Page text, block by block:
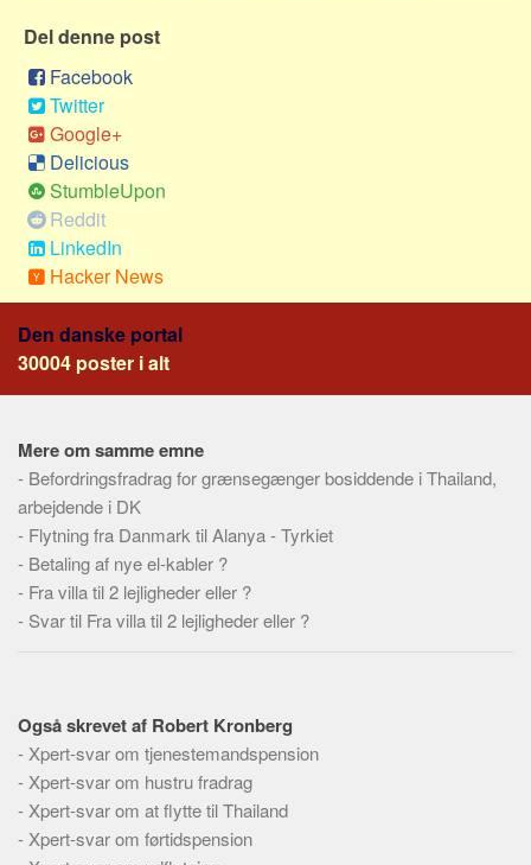
Alle
Aspekter
Køb og salg
Økonomi
Jura og regler
Skatter og afgifter
Statistik
Alle
Meta
Emner
Skribenter
Personer
Steder
Kilder
Forhistorien
Redigering
Tekstannoncer
Bannere
Del denne post
Facebook
Twitter
Google+
Delicious
StumbleUpon
Reddit
LinkedIn
Hacker News
Den danske portal
30004 poster i alt
Mere om samme emne
- Befordringsfradrag for grænsegænger bosiddende i Thailand,
arbejdende i DK
- Flytning fra Danmark til Alanya - Tyrkiet
- Betaling af nye el-kabler ?
- Fra villa til 2 lejligheder eller ?
- Svar til Fra villa til 2 lejligheder eller ?
Også skrevet af Robert Kronberg
- Xpert-svar om tjenestemandspension
- Xpert-svar om hustru fradrag
- Xpert-svar om at flytte til Thailand
- Xpert-svar om førtidspension